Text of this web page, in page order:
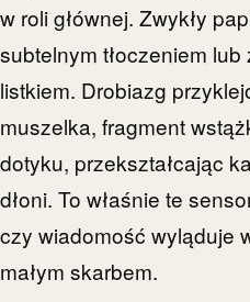
w roli głównej. Zwykły
subtelnym tłoczeniem
listkiem. Drobiazg
muszelka, fragment
dotyku, przekształcając
dłoni. To właśnie te
czy wiadomość wyląduje
małym skarbem.